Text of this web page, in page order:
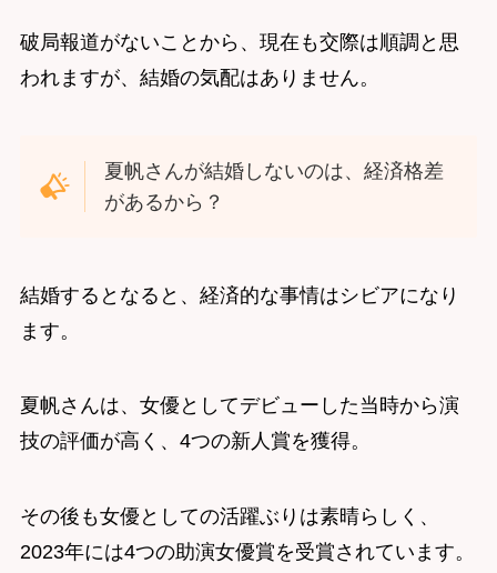
破局報道がないことから、現在も交際は順調と思
われますが、結婚の気配はありません。
夏帆さんが結婚しないのは、経済格差
があるから？
結婚するとなると、経済的な事情はシビアになり
ます。
夏帆さんは、女優としてデビューした当時から演
技の評価が高く、4つの新人賞を獲得。
その後も女優としての活躍ぶりは素晴らしく、
2023年には4つの助演女優賞を受賞されています。